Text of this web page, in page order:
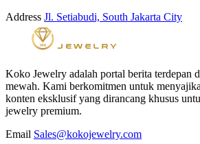
Address Jl. Setiabudi, South Jakarta City
Koko Jewelry adalah portal berita terdepan
mewah. Kami berkomitmen untuk
konten eksklusif yang dirancang khusus
jewelry premium.
Email Sales@kokojewelry.com